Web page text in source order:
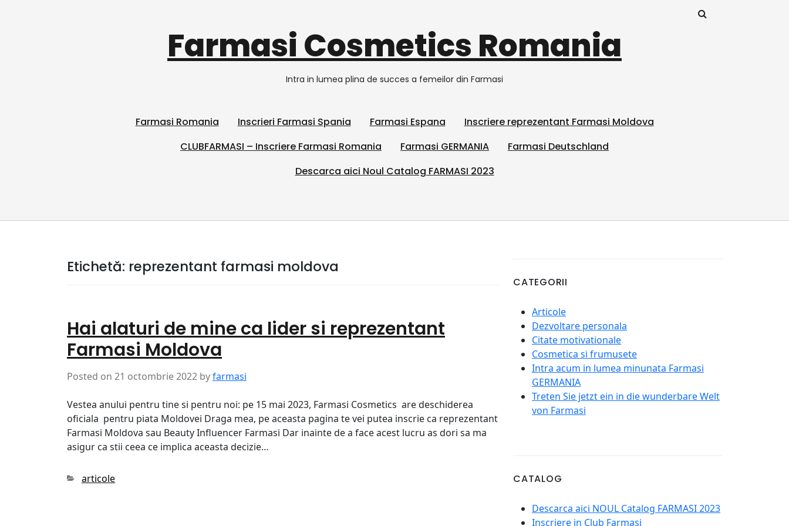
Farmasi Cosmetics Romania
Intra in lumea plina de succes a femeilor din Farmasi
Farmasi Romania Inscrieri Farmasi Spania Farmasi Espana
Inscriere reprezentant Farmasi Moldova
CLUBFARMASI – Inscriere Farmasi Romania
Farmasi GERMANIA
Farmasi Deutschland
Descarca aici Noul Catalog FARMASI 2023
Etichetă: reprezentant farmasi moldova
Hai alaturi de mine ca lider si reprezentant
Farmasi Moldova
Posted on 21 octombrie 2022 byfarmasi
Vestea anului pentru tine si pentru noi: pe 15 mai 2023, Farmasi Cosmetics are deschiderea
oficiala pentru piata Moldovei Draga mea, pe aceasta pagina te vei putea inscrie ca reprezentant
Farmasi Moldova sau Beauty Influencer Farmasi Dar inainte de a face acest lucru as dori sa ma
asigur ca stii ceea ce implica aceasta decizie…
Categories
articole
CATEGORII
Articole
Dezvoltare personala
Citate motivationale
Cosmetica si frumusete
Intra acum in lumea minunata Farmasi
GERMANIA
Treten Sie jetzt ein in die wunderbare Welt
von Farmasi
CATALOG
Descarca aici NOUL Catalog FARMASI 2023
Inscriere in Club Farmasi